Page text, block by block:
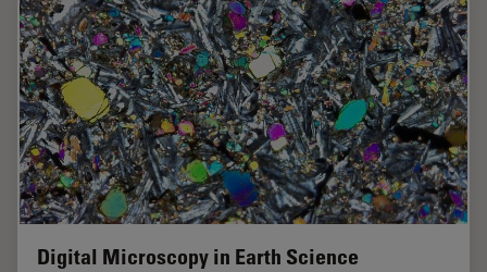
Digital Microscopy in Earth Science